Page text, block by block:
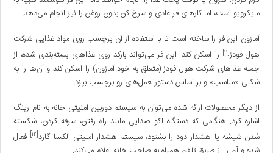
مایکرویو است، اما کارهای فر عادی و سرخ کن بدون روغن را نیز انجام می‌دهد.
آمازون این فر را ساخته‌ است تا با استفاده از آن برچسب‌ روی مواد غذایی شرکت
هول فودز[۱۱]
را اسکن کند. این فر می‌تواند بارکد روی غذاهای بسته‌بندی شده، از
جمله غذاهای شرکت هول‌ فودز (متعلق به خود آمازون) را اسکن کند و آن‌ها را به
شکلی «مناسب» و بر اساس دستورالعمل‌های رو برچسب بپزد.
از دیگر محصولات ارائه شده می‌توان به سیستم دوربین امنیتی خانه به نام رینگ
اشاره کرد. هنگامی که دستگاه اکو صدایی مانند راه رفتن، سرفه کردن، شکسته
شدن شیشه یا هشدار دود را بشنود، سیستم هشدار امنیتی الکسا گارد[۱۲]
فعال